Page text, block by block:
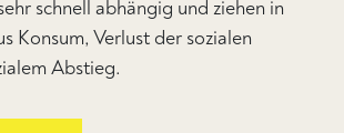
schnell abhängig und ziehen in
Konsum, Verlust der sozialen
Abstieg.